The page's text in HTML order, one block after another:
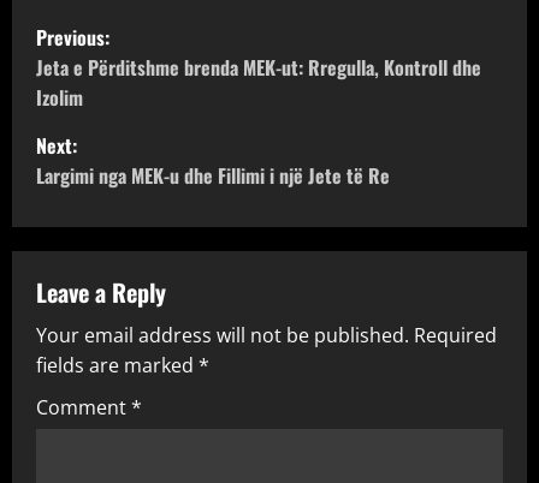
P
o
s
t
n
a
v
i
g
Previous:
Jeta e Përditshme brenda MEK-ut: Rregulla, Kontroll dhe
Izolim
Next:
Largimi nga MEK-u dhe Fillimi i një Jete të Re
Leave a Reply
Your email address will not be published. Required
fields are marked *
Comment*